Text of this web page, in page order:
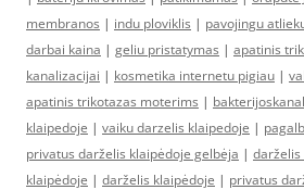
membranos | indu ploviklis | pavojingu
darbai kaina | geliu pristatymas | apatinis
kanalizacijai | kosmetika internetu pigiau |
apatinis trikotazas moterims |
klaipedoje | vaiku darzelis klaipedoje |
privatus darželis klaipėdoje gelbėja | darželis
klaipėdoje | darželis klaipėdoje | privatus